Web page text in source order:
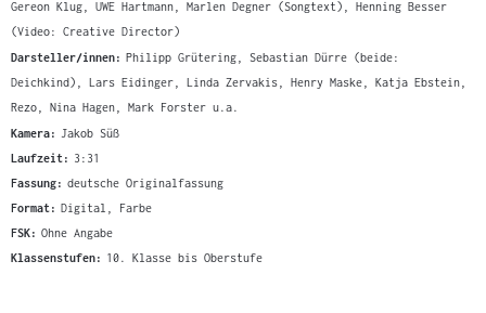
Gereon Klug, UWE Hartmann, Marlen Degner (Songtext), Henning Besser
(Video: Creative Director)
Darsteller/innen: Philipp Grütering, Sebastian Dürre (beide:
Deichkind), Lars Eidinger, Linda Zervakis, Henry Maske, Katja Ebstein,
Rezo, Nina Hagen, Mark Forster u.a.
Kamera: Jakob Süß
Laufzeit: 3:31
Fassung: deutsche Originalfassung
Format: Digital, Farbe
FSK: Ohne Angabe
Klassenstufen: 10. Klasse bis Oberstufe